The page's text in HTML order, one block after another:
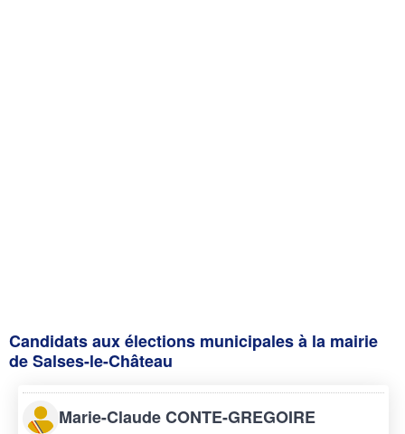
Candidats aux élections municipales à la mairie
de Salses-le-Château
Marie-Claude CONTE-GREGOIRE